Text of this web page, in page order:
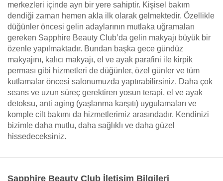
merkezleri içinde ayrı bir yere sahiptir. Kişisel bakım
dendiği zaman hemen akla ilk olarak gelmektedir. Özellikle
düğünler öncesi gelin adaylarının mutlaka uğramaları
gereken Sapphire Beauty Club’da gelin makyajı büyük bir
özenle yapılmaktadır. Bundan başka gece gündüz
makyajını, kalıcı makyajı, el ve ayak parafini ile kirpik
perması gibi hizmetleri de düğünler, özel günler ve tüm
kutlamalar öncesi salonumuzda yaptırabilirsiniz. Daha çok
seans ve uzun süreç gerektiren yosun terapi, el ve ayak
detoksu, anti aging (yaşlanma karşıtı) uygulamaları ve
komple cilt bakımı da hizmetlerimiz arasındadır. Kendinizi
bizimle daha mutlu, daha sağlıklı ve daha güzel
hissedeceksiniz.
Sapphire Beauty Club İletişim Bilgileri